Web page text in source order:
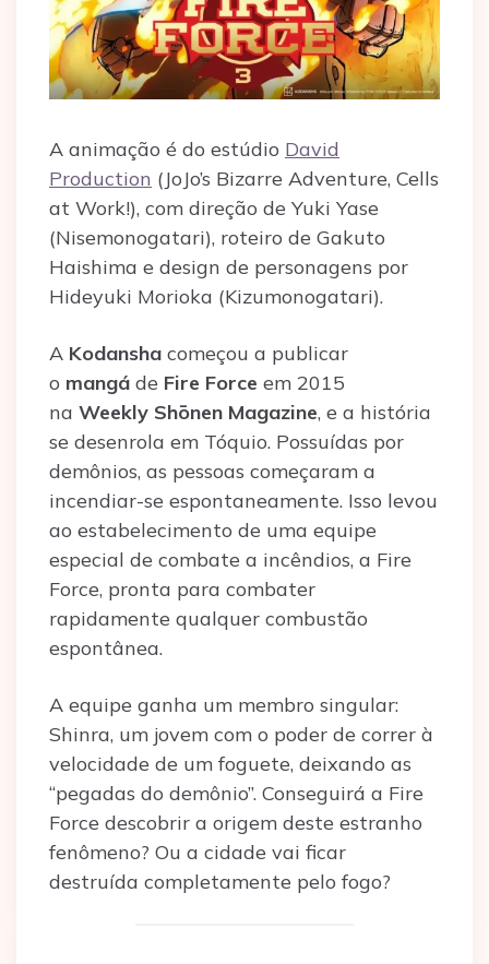
A animação é do estúdio David
Production (JoJo’s Bizarre Adventure, Cells
at Work!), com direção de Yuki Yase
(Nisemonogatari), roteiro de Gakuto
Haishima e design de personagens por
Hideyuki Morioka (Kizumonogatari).
A Kodansha começou a publicar
o mangá de Fire Force em 2015
na Weekly Shōnen Magazine, e a história
se desenrola em Tóquio. Possuídas por
demônios, as pessoas começaram a
incendiar-se espontaneamente. Isso levou
ao estabelecimento de uma equipe
especial de combate a incêndios, a Fire
Force, pronta para combater
rapidamente qualquer combustão
espontânea.
A equipe ganha um membro singular:
Shinra, um jovem com o poder de correr à
velocidade de um foguete, deixando as
“pegadas do demônio”. Conseguirá a Fire
Force descobrir a origem deste estranho
fenômeno? Ou a cidade vai ficar
destruída completamente pelo fogo?